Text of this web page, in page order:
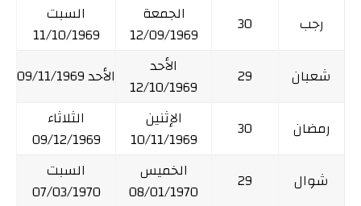
رجب
30
الجمعة
12/09/1969
السبت
11/10/1969
شعبان
29
الأحد
12/10/1969
الأحد 09/11/1969
رمضان 30
الإثنين
10/11/1969
الثلاثاء
09/12/1969
شوال
29
الخميس
08/01/1970
السبت
07/03/1970